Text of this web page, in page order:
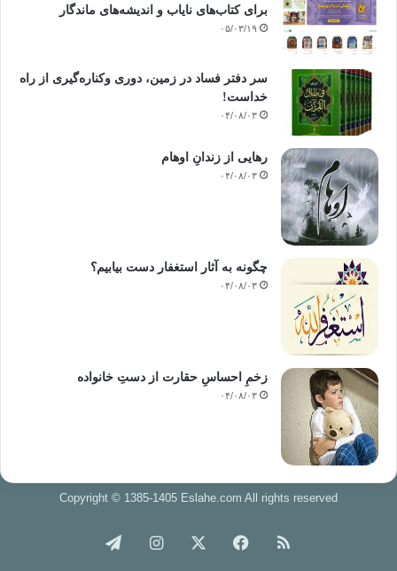
برای کتاب‌های نایاب و اندیشه‌های ماندگار
۰۵/۰۳/۱۹
سر دفتر فساد در زمین‌، دوری وکناره‌گیری از راه
خداست‌!
۰۴/۰۸/۰۳
رهایی از زندانِ اوهام
۰۴/۰۸/۰۳
چگونه به آثار استغفار دست بیابیم؟
۰۴/۰۸/۰۳
زخمِ احساسِ حقارت از دستِ خانواده
۰۴/۰۸/۰۳
Copyright © 1385-1405 Eslahe.com All rights reserved
خوراک فیس اینستاگرام